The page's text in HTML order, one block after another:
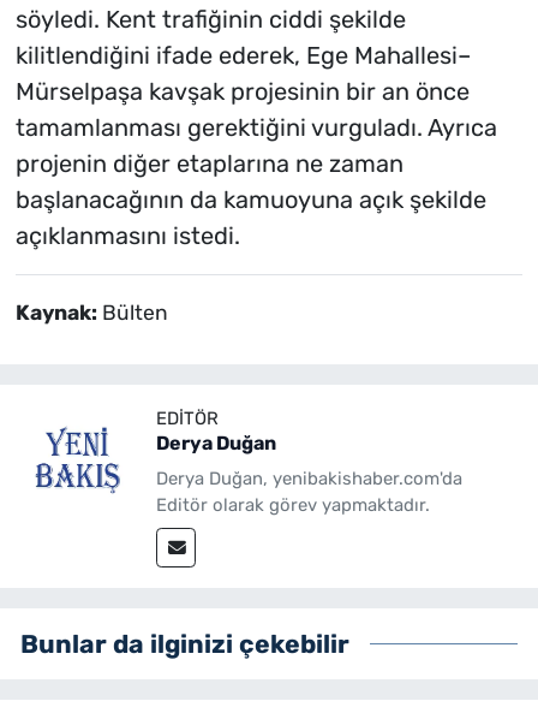
söyledi. Kent trafiğinin ciddi şekilde
kilitlendiğini ifade ederek, Ege Mahallesi–
Mürselpaşa kavşak projesinin bir an önce
tamamlanması gerektiğini vurguladı. Ayrıca
projenin diğer etaplarına ne zaman
başlanacağının da kamuoyuna açık şekilde
açıklanmasını istedi.
Kaynak: Bülten
EDITÖR
Derya Duğan
Derya Duğan, yenibakishaber.com'da
Editör olarak görev yapmaktadır.
Bunlar da ilginizi çekebilir